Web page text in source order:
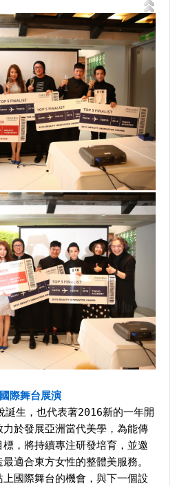
際舞台展演
生，也代表著2016新的一年開
於發展亞洲當代美學，為能傳
，將持續專注研發培育，並邀
適合東方女性的整體美服務。
國際舞台的機會，與下一個設